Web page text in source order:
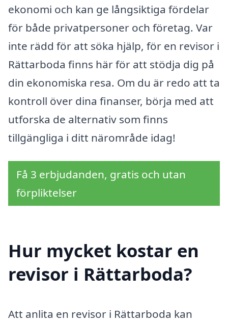
ekonomi och kan ge långsiktiga fördelar
för både privatpersoner och företag. Var
inte rädd för att söka hjälp, för en revisor i
Rättarboda finns här för att stödja dig på
din ekonomiska resa. Om du är redo att ta
kontroll över dina finanser, börja med att
utforska de alternativ som finns
tillgängliga i ditt närområde idag!
Få 3 erbjudanden, gratis och utan
förpliktelser
Hur mycket kostar en
revisor i Rättarboda?
Att anlita en revisor i Rättarboda kan